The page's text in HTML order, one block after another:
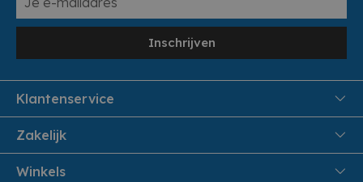
Inschrijven
Klantenservice
FAQ
Veiligheid en Privacy
Zakelijk
Samenwoonactie
Winkels